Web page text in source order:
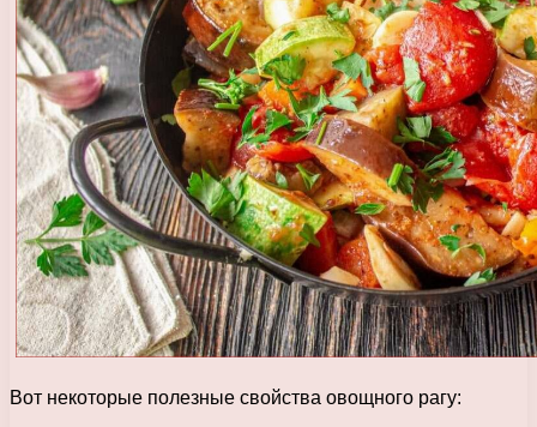
Вот некоторые полезные свойства овощного рагу: